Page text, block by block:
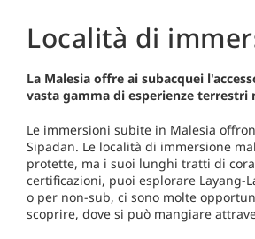
Località di
La Malesia offre ai subacquei
vasta gamma di esperienze terrestri
Le immersioni subite in Malesia
Sipadan. Le località di immersione
protette, ma i suoi lunghi tratti di
certificazioni, puoi esplorare
o per non-sub, ci sono molte
scoprire, dove si può mangiare